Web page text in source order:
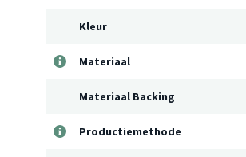
Kleur
Materiaal
Materiaal Backing
Productiemethode